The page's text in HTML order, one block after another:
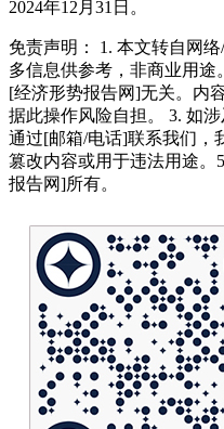
2024年12月31日。
免责声明： 1. 本文转自网
多信息供参考，非商业用途
[经济形势报告网]无关。内
据此操作风险自担。 3. 如
通过[邮箱/电话]联系我们，
篡改内容或用于违法用途。
报告网]所有。